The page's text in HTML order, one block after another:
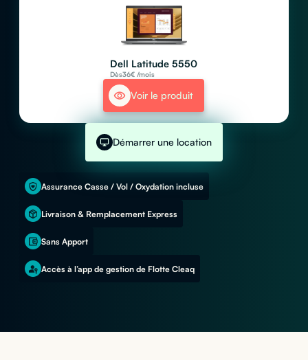
Dell Latitude 5550
Dès36€ /mois
Voir le produit
Assurance Casse / Vol / Oxydation incluse
Livraison & Remplacement Express
Sans Apport
Accès à l’app de gestion de Flotte Cleaq
Démarrer une location